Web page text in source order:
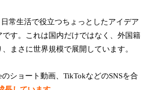
常生活で役立つちょっとしたアイデア
す。これは国内だけではなく、外国籍
まさに世界規模で展開しています。
ショート動画、TikTokなどのSNSを合